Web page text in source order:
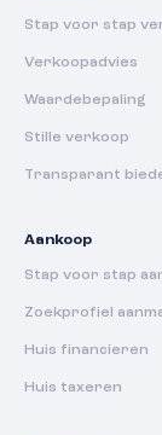
Stap voor stap
Verkoopadvies
Waardebepaling
Stille verkoop
Transparant
Aankoop
Stap voor stap
Zoekprofiel
Huis financieren
Huis taxeren